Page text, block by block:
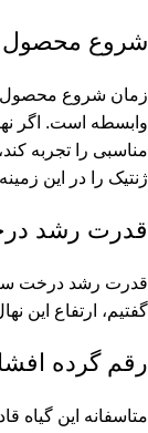
شروع
زمان شروع محصول
وابسطه است. اگر
مناسبی را تجربه
ژنتیک را در این
قدرت رشد
قدرت رشد درخت
گفتیم، ارتفاع این نهال
رقم گرده
متاسفانه این گیاه